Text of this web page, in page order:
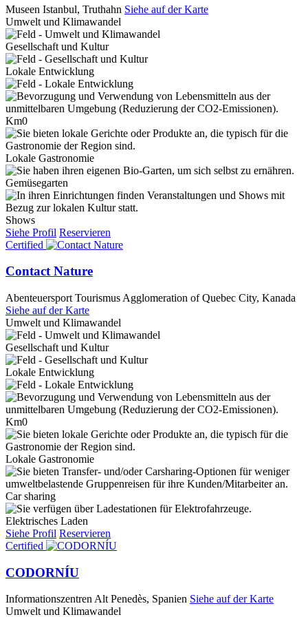
Museen Istanbul, Truthahn Siehe auf der Karte
Umwelt und Klimawandel
Gesellschaft und Kultur
Lokale Entwicklung
Km0
Lokale Gastronomie
Gemüsegarten
Shows
Siehe Profil Reservieren
Certified
Contact Nature
Abenteuersport Tourismus Agglomeration of Quebec City, Kanada
Siehe auf der Karte
Umwelt und Klimawandel
Gesellschaft und Kultur
Lokale Entwicklung
Km0
Lokale Gastronomie
Car sharing
Elektrisches Laden
Siehe Profil Reservieren
Certified
CODORNÍU
InformationszentrenAlt Penedès, Spanien Siehe auf der Karte
Umwelt und Klimawandel